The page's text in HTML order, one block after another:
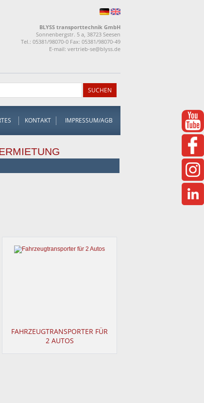
BLYSS transporttechnik GmbH
Sonnenbergstr. 5 a, 38723 Seesen
Tel.: 05381/98070-0 Fax: 05381/98070-49
E-mail: vertrieb-se@blyss.de
KONTAKT IMPRESSUM/AGB
FAHRZEUGTRANSPORTER FÜR
2 AUTOS